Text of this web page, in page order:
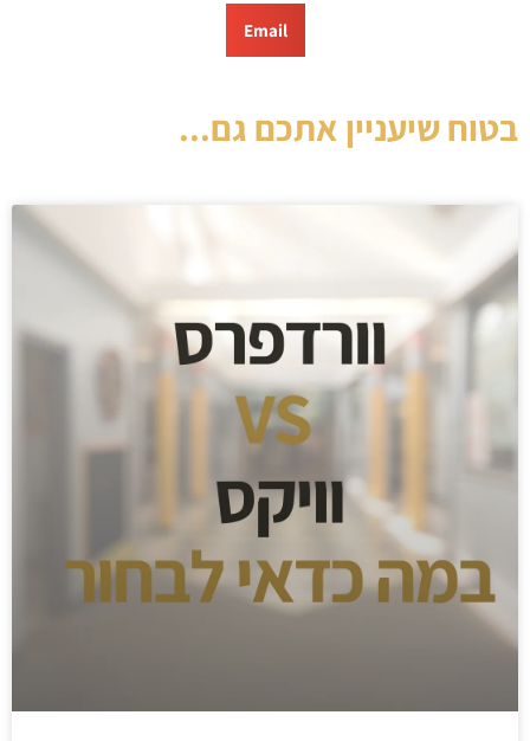
Email
בטוח שיעניין אתכם גם...